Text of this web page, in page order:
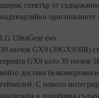
широк спектър от
надхвърляйки
LG UltraGear evo
39-инчов GX9 (39GX950B)
серията GX9 като 39 инчов
който доставя
геймплей. С новото
анализира и подобрява